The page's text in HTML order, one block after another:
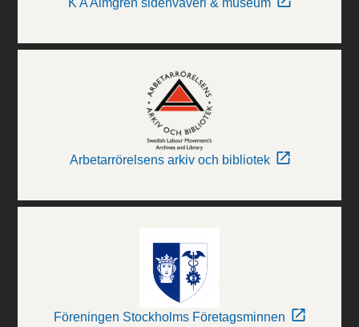
Arbetarrörelsens arkiv och bibliotek
Föreningen Stockholms Företagsminnen